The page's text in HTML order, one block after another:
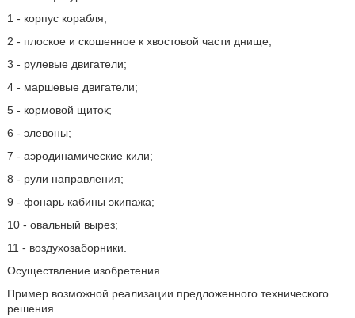
1 - корпус корабля;
2 - плоское и скошенное к хвостовой части днище;
3 - рулевые двигатели;
4 - маршевые двигатели;
5 - кормовой щиток;
6 - элевоны;
7 - аэродинамические кили;
8 - рули направления;
9 - фонарь кабины экипажа;
10 - овальный вырез;
11 - воздухозаборники.
Осуществление изобретения
Пример возможной реализации предложенного технического
решения.